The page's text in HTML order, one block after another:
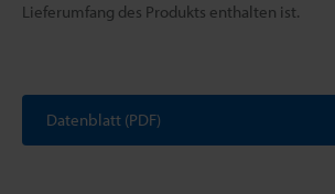
Lieferumfang des Produkts enthalten ist.
Datenblatt (PDF)